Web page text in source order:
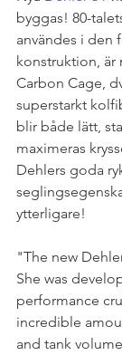
byggas! 80-
användes i den
konstruktion, är
Carbon Cage,
superstarkt
blir både lätt,
maximeras
Dehlers goda
ytterligare!
"The new
She was
performance
incredible
and tank